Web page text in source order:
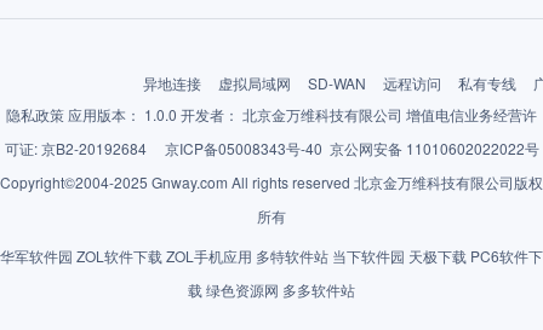
异地连接 虚拟局域网 SD-WAN 远程访问 私有专线
隐私政策 应用版本： 1.0.0 开发者： 北京金万维科技有限公司 增值电信业务经营许
可证: 京B2-20192684 京ICP备05008343号-40 京公网安备 11010602022022号
Copyright©2004-2025 Gnway.com All rights reserved 北京金万维科技有限公司版权
所有
华军软件园 ZOL软件下载 ZOL手机应用 多特软件站 当下软件园 天极下载 PC6软件下
载 绿色资源网 多多软件站